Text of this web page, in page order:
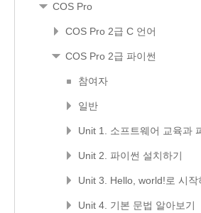
COS Pro
COS Pro 2급 C 언어
COS Pro 2급 파이썬
참여자
일반
Unit 1. 소프트웨어 교육과
Unit 2. 파이썬 설치하기
Unit 3. Hello, world!로 시작
Unit 4. 기본 문법 알아보기